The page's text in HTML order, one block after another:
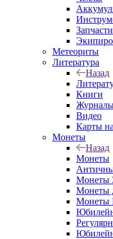
Метеориты
Литература
Назад
Книги
Видео
Карты
Монеты
Назад
Монеты
Монеты
Монеты
Монеты